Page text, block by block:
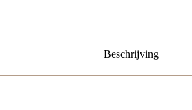
Beschrijving